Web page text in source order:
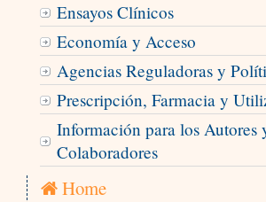
Ensayos Clínicos
Economía y Acceso
Agencias Reguladoras y
Prescripción, Farmacia y
Información para los Autores
Colaboradores
Home